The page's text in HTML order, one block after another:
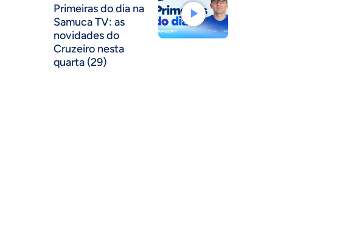
Primeiras do dia na
Samuca TV: as
novidades do
Cruzeiro nesta
quarta (29)